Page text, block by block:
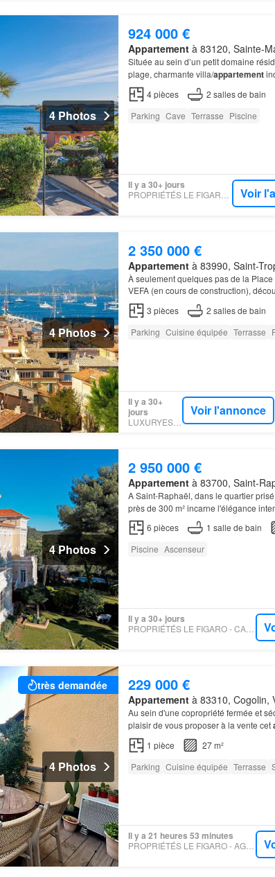
4 Photos
924 000 €
Appartementà 83120, Sainte-
Située au sein d’un petit domaine
plage, charmante villa/appartement
4pièces 2 salles de bain
Parking Cave Terrasse Piscine
Il y a 30+ jours
Voir
4 Photos
2 350 000 €
Appartementà 83990, Saint-
À seulement quelques pas de la
VEFA (en cours de construction),
bénéficierez également d’une
3 pièces 2 salles de bain
Parking Cuisine équipée Terrasse
Il y a 30+
jours
LUXURYESTATE
Voir l'annonce
4 Photos
2 950 000 €
Appartementà 83700, Saint-
A Saint-Raphaël, dans le quartier
près de 300 m² incarne l'élégance
6 pièces 1 salle de bain
Piscine Ascenseur
Il y a 30+ jours
PROPRIÉTÉS LE FIGARO - CANAT & WARTON - SAINT-RAPHAËL
très demandée
4 Photos
229 000 €
Appartementà 83310, Cogolin,
Au sein d'une copropriété fermée et
plaisir de vous proposer à la vente cet
1 pièce
27 m²
Parking Cuisine équipée Terrasse
Il y a 21 heures 53 minutes
PROPRIÉTÉS LE FIGARO - AGENCE GUILLEC IMMOBILIER